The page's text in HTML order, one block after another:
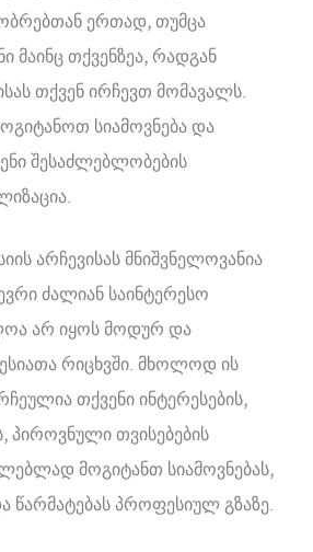
ერთად, თუმცა
მაინც თქვენზეა, რადგან
თქვენ ირჩევთ მომავალს.
სიამოვნება და
შესაძლებლობების
არჩევისას მნიშვნელოვანია
ძალიან საინტერესო
არ იყოს მოდურ და
რიცხვში. მხოლოდ ის
თქვენი ინტერესების,
პიროვნული თვისებების
მოგიტანთ სიამოვნებას,
პროფესიულ გზაზე.